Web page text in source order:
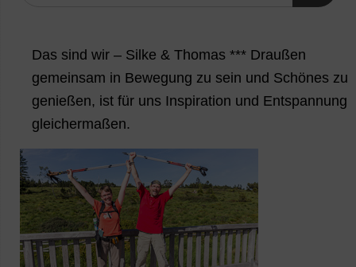
Das sind wir – Silke & Thomas *** Draußen
gemeinsam in Bewegung zu sein und Schönes zu
genießen, ist für uns Inspiration und Entspannung
gleichermaßen.